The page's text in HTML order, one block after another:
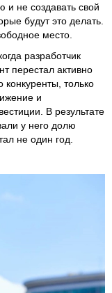
и не создавать свой
будут это делать.
место.
разработчик
перестал активно
конкуренты, только
и
В результате
у него долю
не один год.